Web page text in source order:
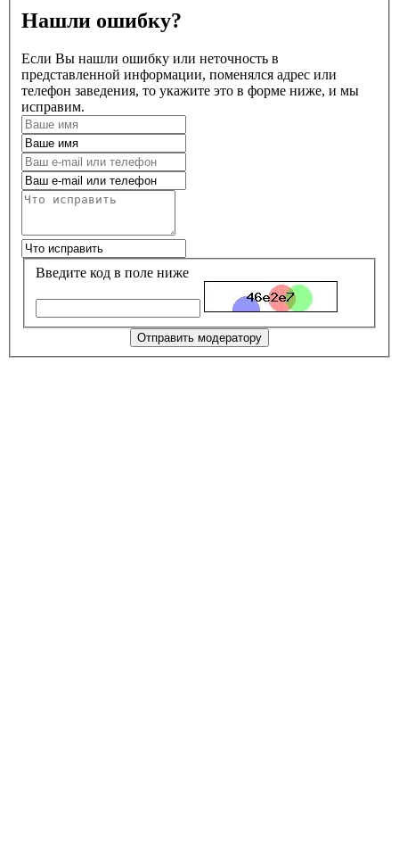
Нашли ошибку?
Если Вы нашли ошибку или неточность в
представленной информации, поменялся адрес или
телефон заведения, то укажите это в форме ниже, и мы
исправим.
Введите код в поле ниже
Отправить модератору